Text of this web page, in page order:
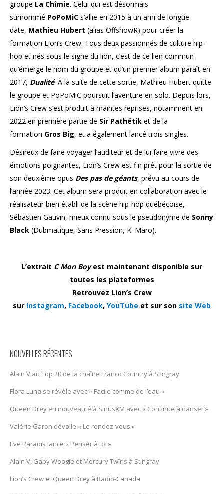
groupe La Chimie. Celui qui est désormais
surnommé PoPoMiC s’allie en 2015 à un ami de longue
date, Mathieu Hubert (alias OffshowR) pour créer la
formation Lion’s Crew. Tous deux passionnés de culture hip-
hop et nés sous le signe du lion, c’est de ce lien commun
qu’émerge le nom du groupe et qu’un premier album paraît en
2017, Dualité. À la suite de cette sortie, Mathieu Hubert quitte
le groupe et PoPoMiC poursuit l’aventure en solo. Depuis lors,
Lion’s Crew s’est produit à maintes reprises, notamment en
2022 en première partie de Sir Pathétik et de la
formation Gros Big, et a également lancé trois singles.
Désireux de faire voyager l’auditeur et de lui faire vivre des
émotions poignantes, Lion’s Crew est fin prêt pour la sortie de
son deuxième opus Des pas de géants, prévu au cours de
l’année 2023. Cet album sera produit en collaboration avec le
réalisateur bien établi de la scène hip-hop québécoise,
Sébastien Gauvin, mieux connu sous le pseudonyme de Sonny
Black (Dubmatique, Sans Pression, K. Maro).
L’extrait C Mon Boyest maintenant disponible sur
toutes les plateformes
Retrouvez Lion’s Crew
sur Instagram, Facebook, YouTube et sur son site Web
NOUVELLES RÉCENTES
Alain V au Top 20 de la chaîne Franco Country à Stingray
Flora Luna se révèle avec « Facile comme de l’eau »
Queen Drey en nouveauté à SiriusXM avec « Continue à danser »
Valérie Garon dévoile « Le rendez-vous »
Eve Paradis lance « Penser à toi »
Alain V, Gaby Woogie et Mercury Twïns à Stingray
Lion’s Crew et Queen Drey à Radio-Canada